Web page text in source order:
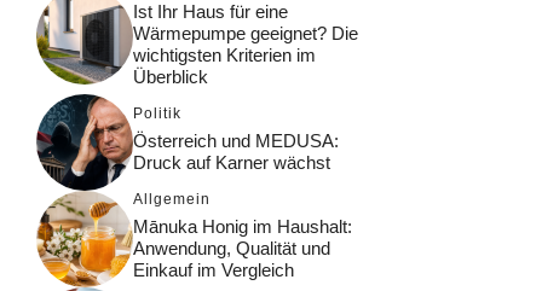
Ist Ihr Haus für eine
Wärmepumpe geeignet? Die
wichtigsten Kriterien im
Überblick
Politik
Österreich und MEDUSA:
Druck auf Karner wächst
Allgemein
Mānuka Honig im Haushalt:
Anwendung, Qualität und
Einkauf im Vergleich